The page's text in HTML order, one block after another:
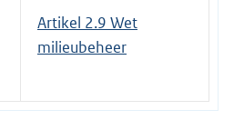
Artikel 2.9 Wet
milieubeheer